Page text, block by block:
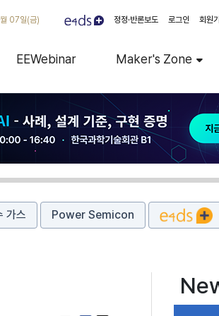
07일(금) 정정·반론보도 로그인 회원
EEWebinar Maker's Zone
가스 Power Semicon